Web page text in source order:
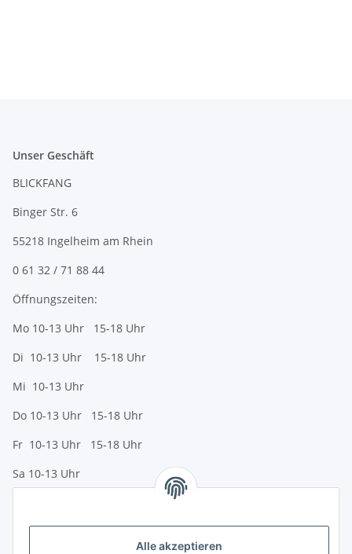
Alle akzeptieren
Unser Geschäft
BLICKFANG
Binger Str. 6
55218 Ingelheim am Rhein
0 61 32 / 71 88 44
Öffnungszeiten:
Mo 10-13 Uhr 15-18 Uhr
Di 10-13 Uhr 15-18 Uhr
Mi 10-13 Uhr
Do 10-13 Uhr 15-18 Uhr
Fr 10-13 Uhr 15-18 Uhr
Sa 10-13 Uhr
Vorkasse (per Bank-Überweisung)